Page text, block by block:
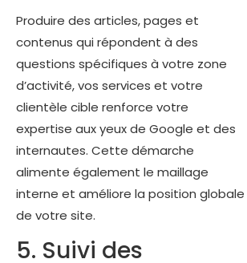
Produire des articles, pages et
contenus qui répondent à des
questions spécifiques à votre zone
d’activité, vos services et votre
clientèle cible renforce votre
expertise aux yeux de Google et des
internautes. Cette démarche
alimente également le maillage
interne et améliore la position globale
de votre site.
5. Suivi des